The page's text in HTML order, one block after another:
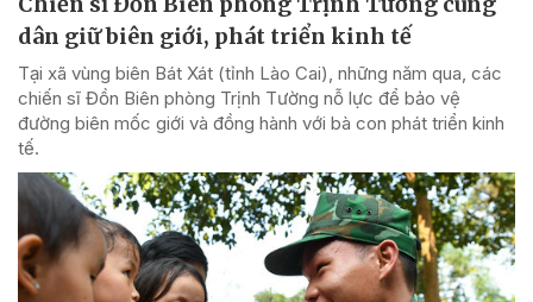
dân giữ biên giới, phát triển kinh tế
Tại xã vùng biên Bát Xát (tỉnh Lào Cai), những năm qua, các
chiến sĩ Đồn Biên phòng Trịnh Tường nỗ lực để bảo vệ
đường biên mốc giới và đồng hành với bà con phát triển kinh
tế.